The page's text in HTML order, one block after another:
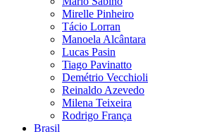
Mirelle Pinheiro
Tácio Lorran
Manoela Alcântara
Lucas Pasin
Tiago Pavinatto
Demétrio Vecchioli
Reinaldo Azevedo
Milena Teixeira
Rodrigo França
Brasil